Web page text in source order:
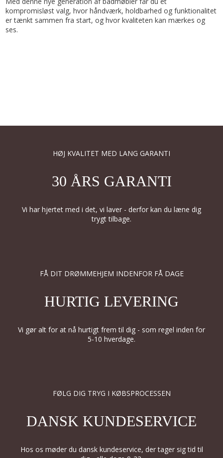
kompromisløst valg, hvor håndværk, holdbarhed og funktionalitet
er tænkt sammen fra start, og hvor kvaliteten kan mærkes og
ses.
HØJ KVALITET MED LANG GARANTI
30 ÅRS GARANTI
Vi har hjertet med i det, vi laver - derfor kan du læne dig
trygt tilbage.
FÅ DIT DRØMMEHJEM INDENFOR FÅ DAGE
HURTIG LEVERING
Vi gør alt for at nå hurtigt frem til dig - som regel inden for
5-10 hverdage.
FØLG DIG TRYG I KØBSPROCESSEN
DANSK KUNDESERVICE
Hos os møder du dansk kundeservice, der tager sig tid til